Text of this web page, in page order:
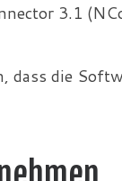
3.1
dass die